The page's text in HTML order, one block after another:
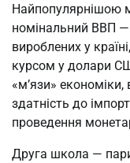
Найпопулярнішою
номінальний ВВП —
вироблених у
курсом у долари
«м’язи»
здатність до
проведення
Друга школа —